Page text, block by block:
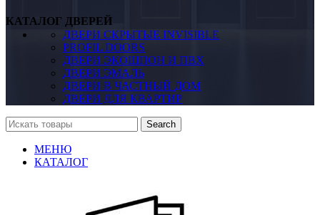
КАТАЛОГ ДВЕРЕЙ
ДВЕРИ СКРЫТЫЕ INVISIBLE
PROFIL DOORS
ДВЕРИ ЭКОШПОН И ПВХ
ДВЕРИ ЭМАЛЬ
ДВЕРИ В ЧАСТНЫЙ ДОМ
ДВЕРИ ДЛЯ КВАРТИР
Search
МЕНЮ
КАТАЛОГ